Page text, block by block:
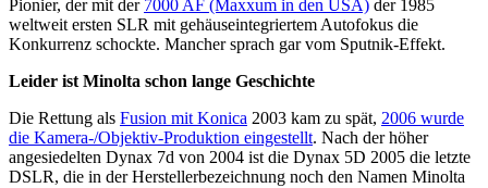
Pionier, der mit der 7000 AF (Maxxum in den USA) der 1985
weltweit ersten SLR mit gehäuseintegriertem Autofokus die
Konkurrenz schockte. Mancher sprach gar vom Sputnik-Effekt.
Leider ist Minolta schon lange Geschichte
Die Rettung als Fusion mit Konica 2003 kam zu spät, 2006 wurde
die Kamera-/Objektiv-Produktion eingestellt. Nach der höher
angesiedelten Dynax 7d von 2004 ist die Dynax 5D 2005 die letzte
DSLR, die in der Herstellerbezeichnung noch den Namen Minolta